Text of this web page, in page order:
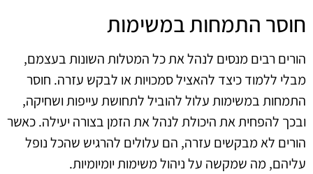
חוסר התמחות במשימות
הורים רבים מנסים לנהל את כל המטלות השונות בעצמם,
מבלי ללמוד כיצד להאציל סמכויות או לבקש עזרה. חוסר
התמחות במשימות עלול להוביל לתחושת עייפות ושחיקה,
ובכך להפחית את היכולת לנהל את הזמן בצורה יעילה. כאשר
הורים לא מבקשים עזרה, הם עלולים להרגיש שהכל נופל
עליהם, מה שמקשה על ניהול משימות יומיומיות.